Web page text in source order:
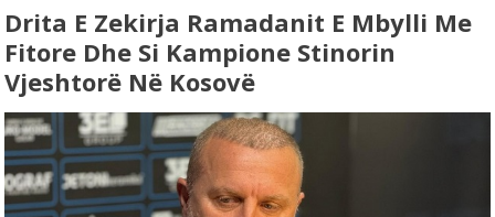
Drita E Zekirja Ramadanit E Mbylli Me
Fitore Dhe Si Kampione Stinorin
Vjeshtorë Në Kosovë